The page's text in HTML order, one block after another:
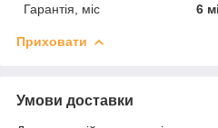
Гарантія, міс
6
Приховати
Умови доставки